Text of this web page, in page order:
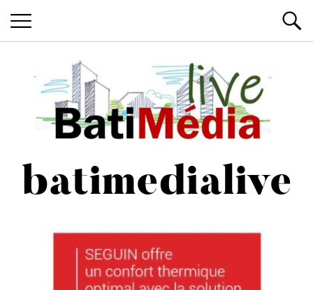
Batimedialive
Les News du Bâtiment, en live
batimedialive